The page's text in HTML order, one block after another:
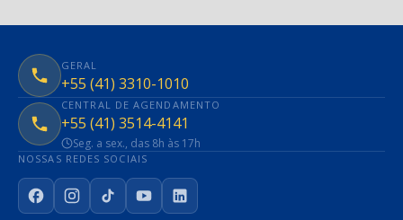
GERAL
+55 (41) 3310-1010
CENTRAL DE AGENDAMENTO
+55 (41) 3514-4141
Seg. a sex., das 8h às 17h
NOSSAS REDES SOCIAIS
FacebookInstagram
TikTokYouTubeLinkedIn